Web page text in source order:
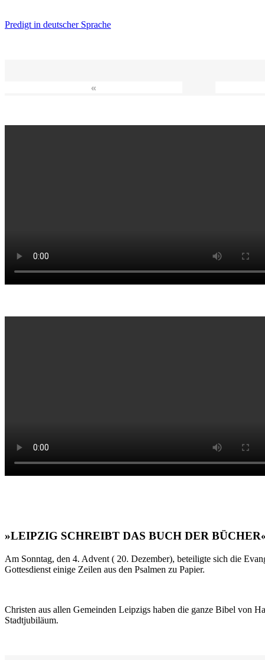
Predigt in deutscher Sprache
«
»LEIPZIG SCHREIBT DAS BUCH DER
Am Sonntag, den 4. Advent ( 20. Dezember), beteiligte sich die
Gottesdienst einige Zeilen aus den Psalmen zu Papier.
Christen aus allen Gemeinden Leipzigs haben die ganze Bibel von
Stadtjubiläum.